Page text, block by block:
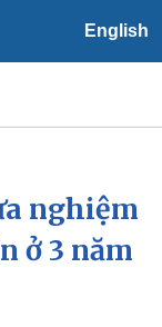
English
tiết
nghiệm
ở 3 năm